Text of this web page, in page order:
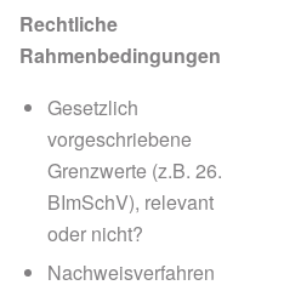
Rechtliche
Rahmenbedingungen
Gesetzlich
vorgeschriebene
Grenzwerte (z.B. 26.
BImSchV), relevant
oder nicht?
Nachweisverfahren